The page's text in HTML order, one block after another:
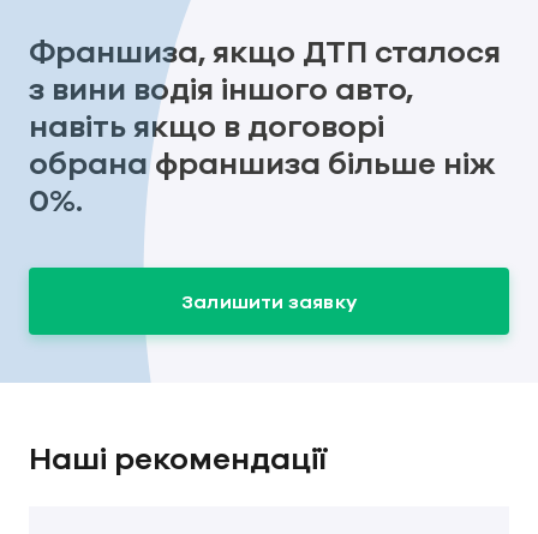
Франшиза, якщо ДТП сталося
з вини водія іншого авто,
навіть якщо в договорі
обрана франшиза більше ніж
0%.
Залишити заявку
Наші рекомендації